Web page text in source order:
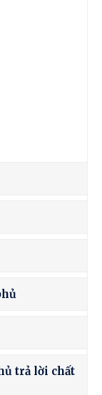
trả lời chất